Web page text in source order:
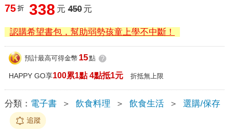
75 折 338 元 450 元
認購希望書包，幫助弱勢孩童上學不中斷！
預計最高可得金幣 15點 ?
HAPPY GO享100累1點 4點抵1元 折抵無上限
分類： 電子書 ＞ 飲食料理 ＞ 飲食生活 ＞ 選購/保存
追蹤